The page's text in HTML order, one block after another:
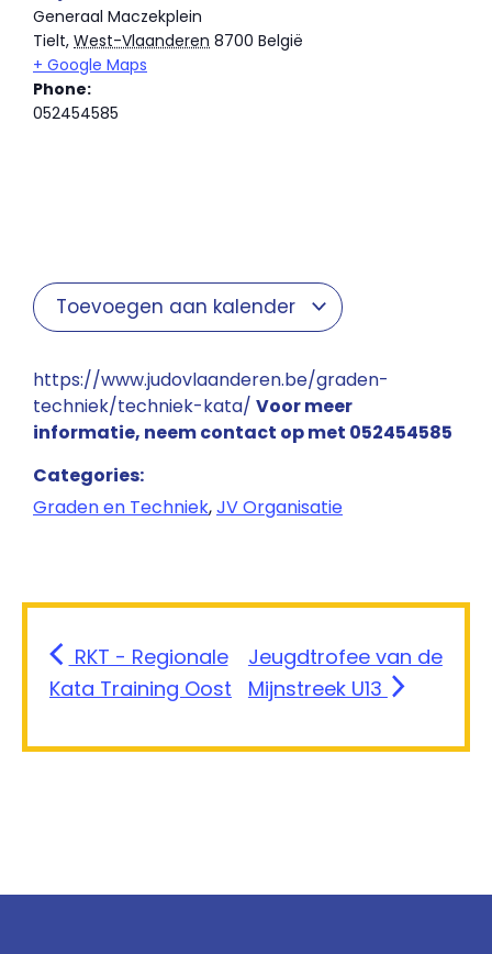
https://www.judovlaanderen.be/graden-
techniek/techniek-kata/ Voor meer
informatie, neem contact op met 052454585
Categories:
Graden en Techniek,JV Organisatie
Generaal Maczekplein
Tielt, West-Vlaanderen 8700 België
+ Google Maps
Phone:
052454585
Toevoegen aan kalender
RKT - Regionale
Kata Training Oost
Jeugdtrofee van de
Mijnstreek U13